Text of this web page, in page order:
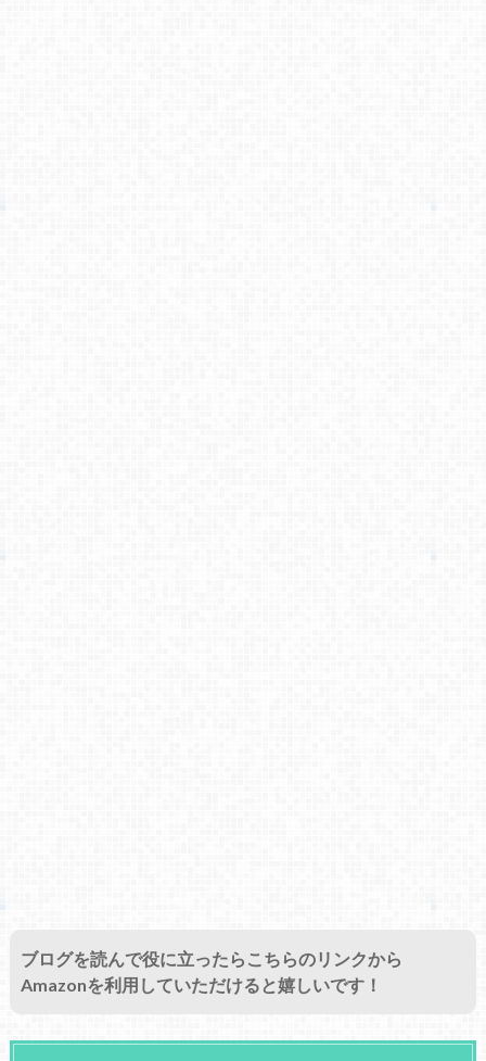
ブログを読んで役に立ったらこちらのリンクから
Amazonを利用していただけると嬉しいです！